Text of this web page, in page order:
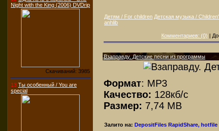
Night with the King (2006) DVDrip
Скачиваний: 3985
13 Ты особенный / You are
special
Детям / For children Детская музыка /
anhlib
Комментариев: (0) |
Взаправду. Детские песни из программы
Формат: MP3
Качество: 128кб/с
Размер: 7,74 MB
Залито на: DepositFiles RapidShare, hotfile